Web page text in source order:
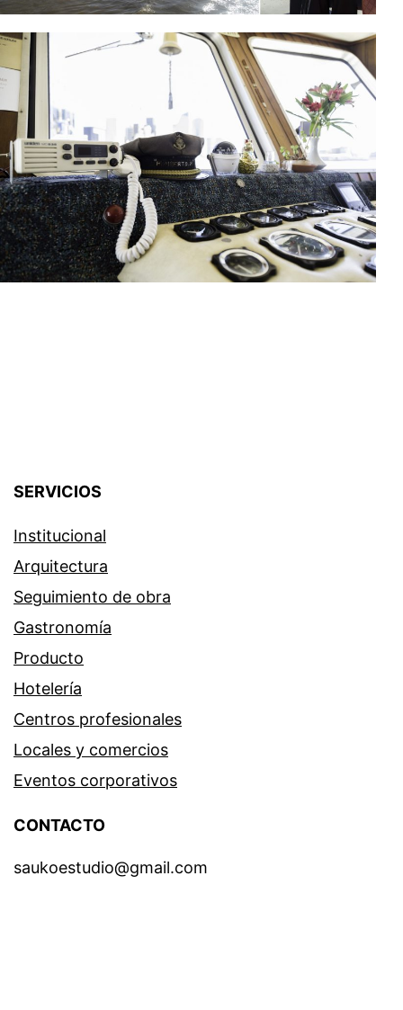
SERVICIOS
Institucional
Arquitectura
Seguimiento de obra
Gastronomía
Producto
Hotelería
Centros profesionales
Locales y comercios
Eventos corporativos
CONTACTO
saukoestudio@gmail.com